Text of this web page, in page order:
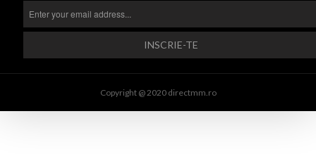
Copyright @ 2020 directmm.ro